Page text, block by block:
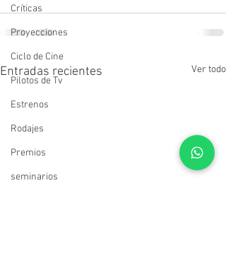
Críticas
Proyecciones
Ciclo de Cine
Pilotos de Tv
Estrenos
Rodajes
Premios
seminarios
Entradas recientes Ver todo